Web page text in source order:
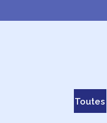
Toutes